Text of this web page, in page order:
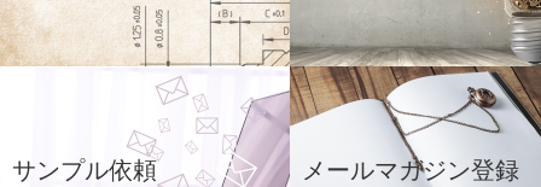
サンプル依頼 メールマガジン登録